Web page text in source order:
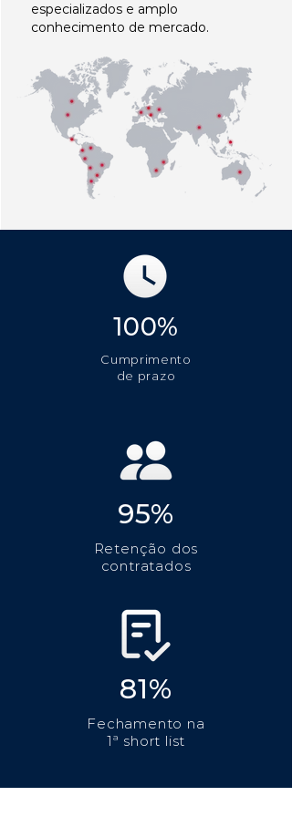
especializados e amplo
conhecimento de mercado.
100%
Cumprimento
de prazo
95%
Retenção dos
contratados
81%
Fechamento na
1ª short list